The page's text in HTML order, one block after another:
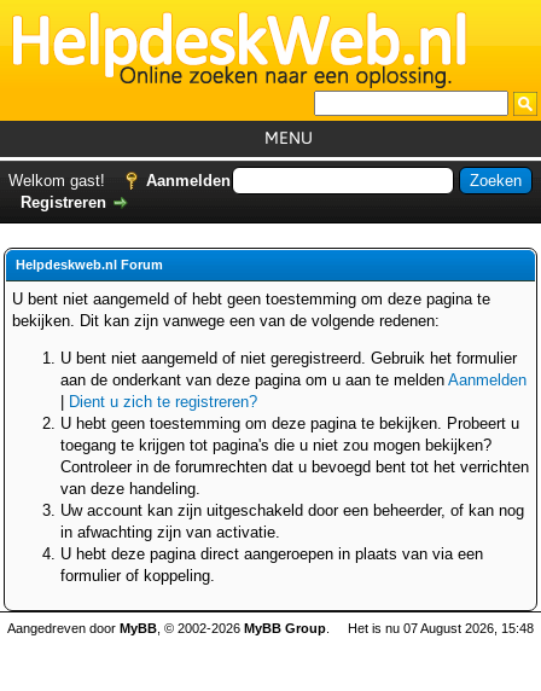
MENU
Helpdesks
Forum
Welkom gast!
Aanmelden
Registreren
Helpdeskweb.nl Forum
U bent niet aangemeld of hebt geen toestemming om deze pagina te
bekijken. Dit kan zijn vanwege een van de volgende redenen:
U bent niet aangemeld of niet geregistreerd. Gebruik het formulier
aan de onderkant van deze pagina om u aan te melden Aanmelden
Dient u zich te registreren?
U hebt geen toestemming om deze pagina te bekijken. Probeert u
toegang te krijgen tot pagina's die u niet zou mogen bekijken?
Controleer in de forumrechten dat u bevoegd bent tot het verrichten
van deze handeling.
Uw account kan zijn uitgeschakeld door een beheerder, of kan nog
in afwachting zijn van activatie.
U hebt deze pagina direct aangeroepen in plaats van via een
formulier of koppeling.
Het is nu 07 August 2026, 15:48
Aangedreven door MyBB , © 2002-2026 MyBB Group